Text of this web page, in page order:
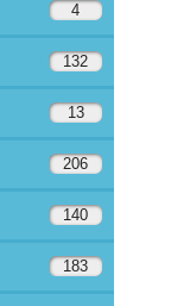
4
132
13
206
140
183